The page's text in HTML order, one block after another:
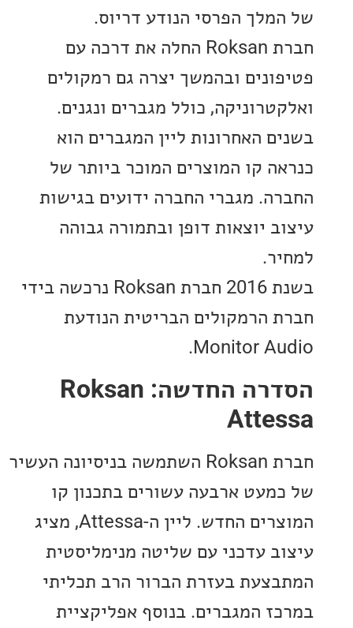
הפרסי הנודע דריוס.
חברת Roksan החלה את דרכה עם
ובהמשך יצרה גם רמקולים
כולל מגברים ונגנים.
האחרונות ליין המגברים הוא
קו המוצרים המוכר ביותר של
מגברי החברה ידועים בגישות
יוצאות דופן ובתמורה גבוהה
בשנת 2016 חברת Roksan נרכשה בידי
הרמקולים הבריטית הנודעת
Monitor
הסדרה החדשה: Roksan
חברת Roksan השתמשה בניסיונה העשיר
ארבעה עשורים בתכנון קו
המוצרים החדש. ליין ה-Attessa, מציג
עדכני עם שליטה מנימליסטית
בעזרת הברור הרב תכליתי
המגברים. בנוסף אפליקציית